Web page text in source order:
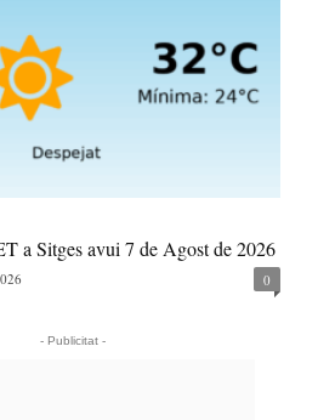
a Sitges avui 7 de Agost de 2026
0
- Publicitat -